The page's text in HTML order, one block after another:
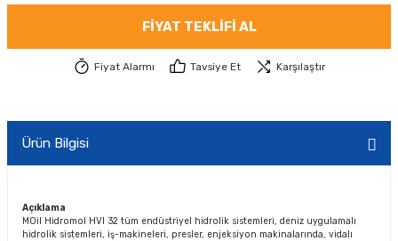
FIYAT TEKLIFI AL
Fiyat Alarmı Tavsiye Et Karşılaştır
Ürün Bilgisi
Açıklama
MOil Hidromol HVI 32 tüm endüstriyel hidrolik sistemleri, deniz uygulamalı
hidrolik sistemleri, iş-makineleri, presler, enjeksiyon makinalarında, vidalı